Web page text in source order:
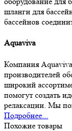
шланги для
бассейнов
Aquaviva
Компания
производителей
широкий
помогут создать
релаксации. Мы
Подробнее...
Похожие товары